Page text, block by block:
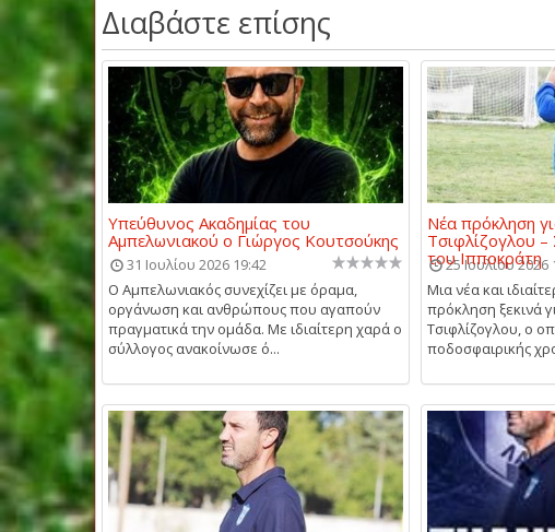
Διαβάστε επίσης
Υπεύθυνος Ακαδημίας του
Αμπελωνιακού ο Γιώργος Κουτσούκης
31 Ιουλίου 2026 19:42
Ο Αμπελωνιακός συνεχίζει με όραμα,
οργάνωση και ανθρώπους που αγαπούν
πραγματικά την ομάδα. Με ιδιαίτερη χαρά ο
σύλλογος ανακοίνωσε ό...
Νέα πρόκληση
Τσιφλίζογλου –
του Ιπποκράτη
25 Ιουλίου 2026
Μια νέα και
πρόκληση ξεκινά
Τσιφλίζογλου, ο
ποδοσφαιρικής